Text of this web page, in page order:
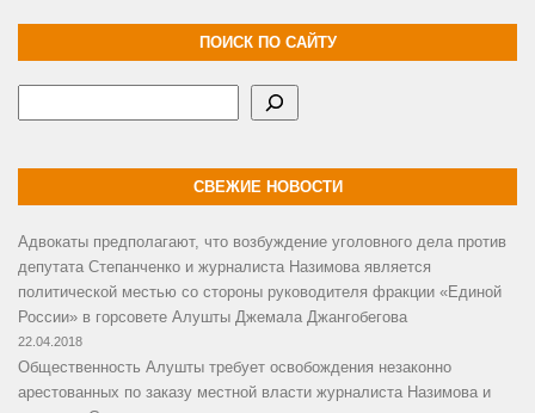
ПОИСК ПО САЙТУ
СВЕЖИЕ НОВОСТИ
Адвокаты предполагают, что возбуждение уголовного дела против
депутата Степанченко и журналиста Назимова является
политической местью со стороны руководителя фракции «Единой
России» в горсовете Алушты Джемала Джангобегова
22.04.2018
Общественность Алушты требует освобождения незаконно
арестованных по заказу местной власти журналиста Назимова и